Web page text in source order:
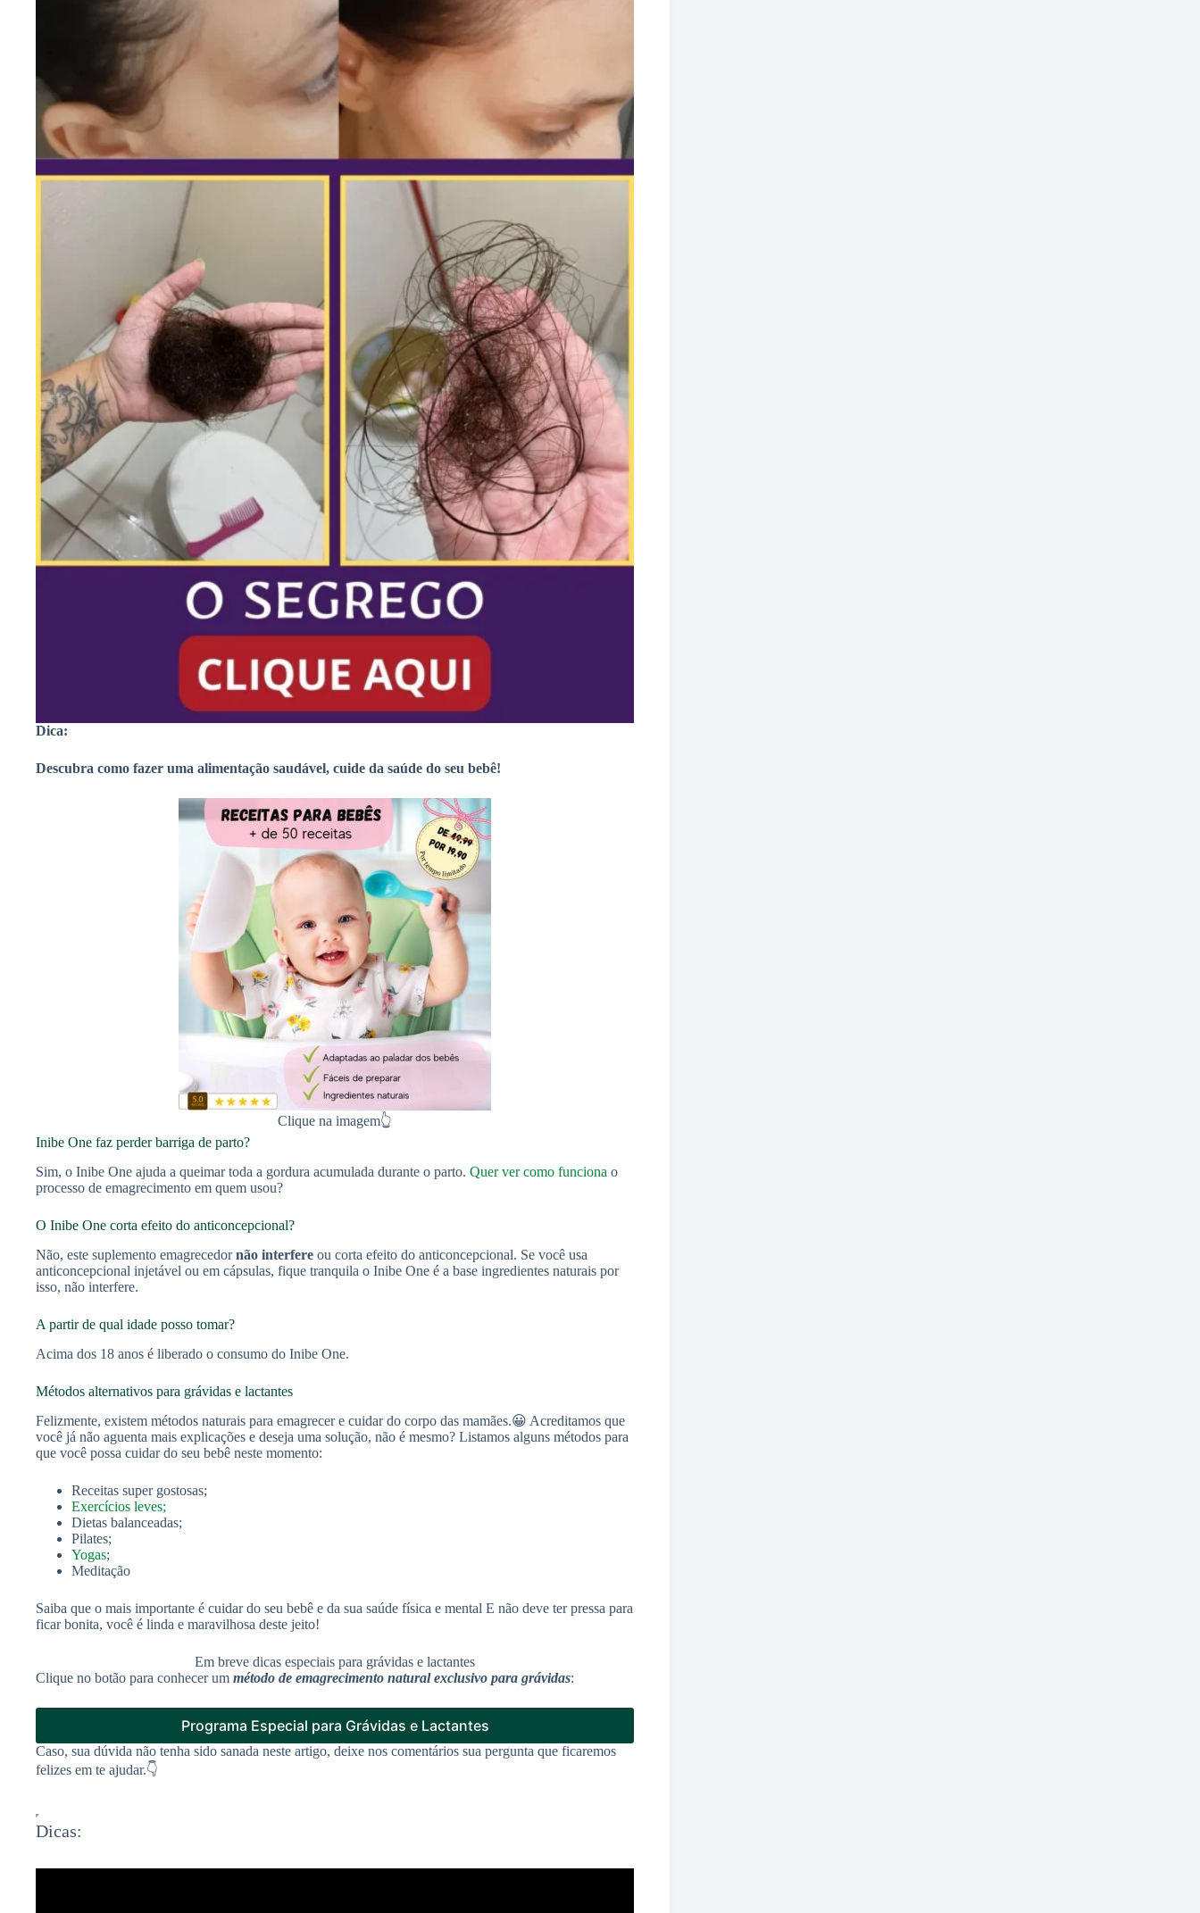
Dica:
Descubra como fazer uma alimentação saudável, cuide da saúde do seu bebê!
Clique na imagem👆
Inibe One faz perder barriga de parto?
Sim, o Inibe One ajuda a queimar toda a gordura acumulada durante o parto. Quer ver como funciona o
processo de emagrecimento em quem usou?
O Inibe One corta efeito do anticoncepcional?
Não, este suplemento emagrecedornão interfere ou corta efeito do anticoncepcional. Se você usa
anticoncepcional injetável ou em cápsulas, fique tranquila o Inibe One é a base ingredientes naturais por
isso, não interfere.
A partir de qual idade posso tomar?
Acima dos 18 anos é liberado o consumo do Inibe One.
Métodos alternativos para grávidas e lactantes
Felizmente, existem métodos naturais para emagrecer e cuidar do corpo das mamães.😀 Acreditamos que
você já não aguenta mais explicações e deseja uma solução, não é mesmo? Listamos alguns métodos para
que você possa cuidar do seu bebê neste momento:
Receitas super gostosas;
Exercícios leves;
Dietas balanceadas;
Pilates;
Yogas;
Meditação
Saiba que o mais importante é cuidar do seu bebê e da sua saúde física e mental E não deve ter pressa para
ficar bonita, você é linda e maravilhosa deste jeito!
Em breve dicas especiais para grávidas e lactantes
Clique no botão para conhecer um método de emagrecimento natural exclusivo para grávidas:
Programa Especial para Grávidas e Lactantes
Caso, sua dúvida não tenha sido sanada neste artigo, deixe nos comentários sua pergunta que ficaremos
felizes em te ajudar.👇
Dicas: